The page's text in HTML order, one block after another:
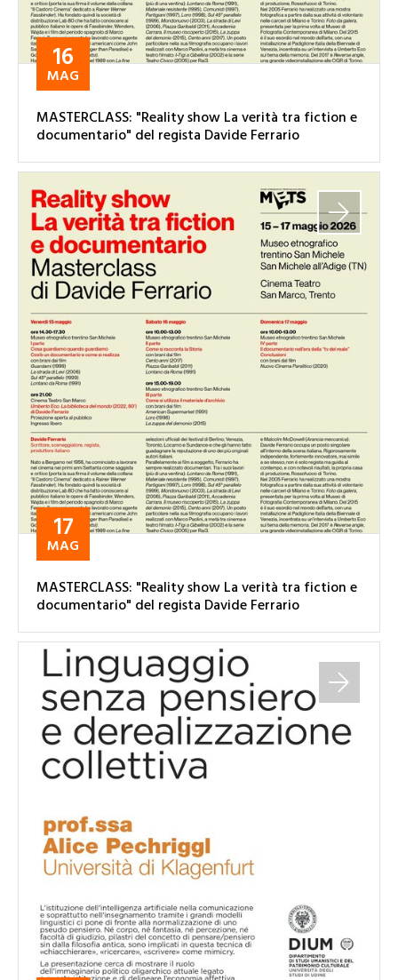
16
MAG
MASTERCLASS: "Reality show La verità tra fiction e
documentario" del regista Davide Ferrario
17
MAG
MASTERCLASS: "Reality show La verità tra fiction e
documentario" del regista Davide Ferrario